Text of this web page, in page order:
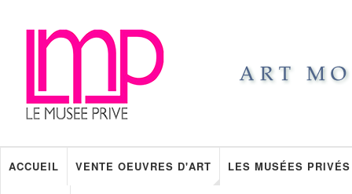
ACCUEIL VENTE OEUVRES D'ART LES MUSÉES PRIVÉS